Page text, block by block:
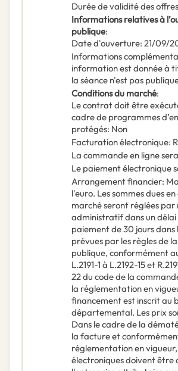
Durée de validité des offres
Informations relatives à
publique:
Date d'ouverture: 21/09/
Informations
information est donnée à
la séance n'est pas
Conditions du marché:
Le contrat doit être
cadre de programmes
protégés: Non
Facturation électronique:
La commande en ligne
Le paiement électronique
Arrangement financier:
l'euro. Les sommes dues
marché seront réglées
administratif dans un
paiement de 30 jours dans
prévues par les règles de
publique, conformément
L.2191-1 à L.2192-15 et
22 du code de la
la réglementation en
financement est inscrit au
départemental. Les prix
Dans le cadre de la
la facture et
réglementation en
électroniques doivent être